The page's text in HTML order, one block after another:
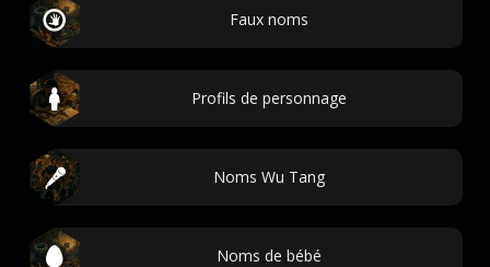
Faux noms
Profils de personnage
Noms Wu Tang
Noms de bébé